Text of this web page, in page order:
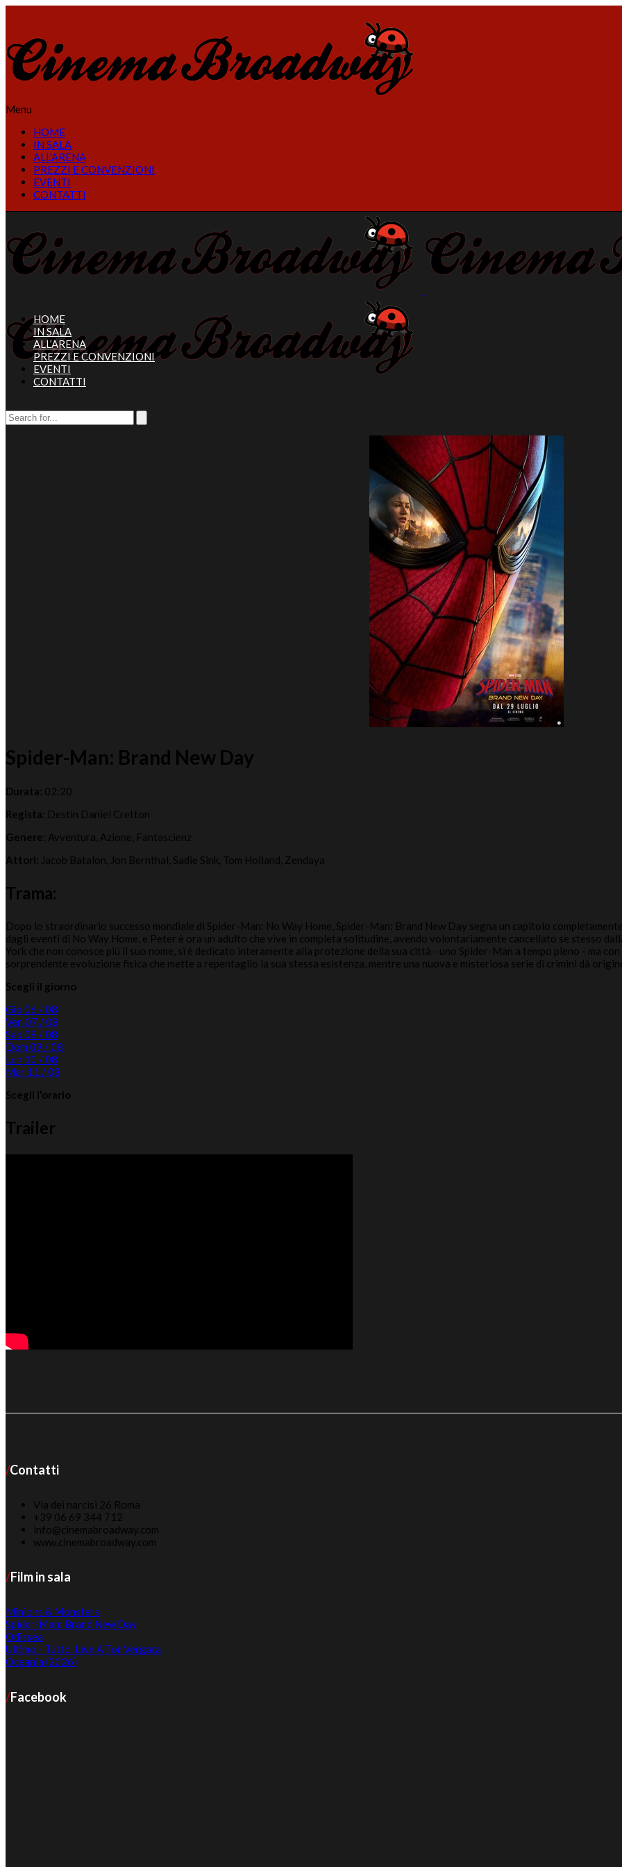
Menu
HOME
IN SALA
ALL’ARENA
PREZZI E CONVENZIONI
EVENTI
CONTATTI
HOME
IN SALA
ALL’ARENA
PREZZI E CONVENZIONI
EVENTI
CONTATTI
Spider-Man: Brand New Day
Durata: 02:20
Regista: Destin Daniel Cretton
Genere: Avventura, Azione, Fantascienz
Attori: Jacob Batalon, Jon Bernthal, Sadie Sink, Tom Holland, Zendaya
Trama:
Dopo lo straordinario successo mondiale di Spider-Man: No Way Home, Spider-Man: Brand New Day segna un capitolo
dagli eventi di No Way Home, e Peter è ora un adulto che vive in completa solitudine, avendo volontariamente cancellato se stesso
York che non conosce più il suo nome, si è dedicato interamente alla protezione della sua città - uno Spider-Man a tempo pieno - ma
sorprendente evoluzione fisica che mette a repentaglio la sua stessa esistenza, mentre una nuova e misteriosa serie di crimini dà
Scegli il giorno
Gio 06 / 08
Ven 07 / 08
Sab 08 / 08
Dom 09 / 08
Lun 10 / 08
Mar 11 / 08
Scegli l'orario
Trailer
Contatti
Via dei narcisi 26 Roma
+39 06 69 344 712
info@cinemabroadway.com
www.cinemabroadway.com
Film in sala
Minions & Monsters
Spider-Man: Brand New Day
Odissea
Ultimo - Tutto. Live A Tor Vergata
Oceania (2026)
Facebook